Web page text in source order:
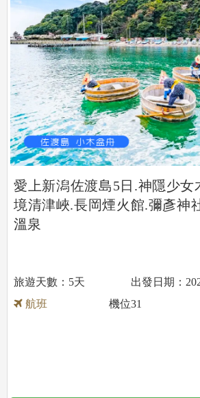
愛上新潟佐渡島5日.神隱少女
境清津峽.長岡煙火館.彌彥神
溫泉
5天
航班
機位31